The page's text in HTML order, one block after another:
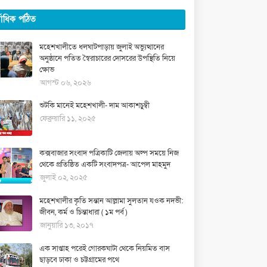
পঠিত
মহেশখালীতে ধলঘাটপাড়ায় জুলাই অভ্যুত্থানের
অনুষ্ঠানে পতিত স্বৈরাচারের দোসরের উপস্থিতি নিয়ে
ক্ষোভ
আগস্ট ০৬, ২০২৬
শুটকি মানেই মহেশখালী- দাম আকাশচুম্বী
ফেব্রুয়ারি ১১, ২০২৫
কক্সবাজার সংবাদ পত্রিকাটি জেলায় অল্প সময়ে নিজ
থেকে প্রতিষ্ঠিত একটি সংবাদপত্র- আপেল মাহমুদ
জুলাই ০২, ২০২৫
মহেশখালীর কৃতি সন্তান আল্লামা সুলতান যওক নদভী:
জীবন, কর্ম ও চিন্তাধারা ( ১ম পর্ব )
জানুয়ারি ১৩, ২০১৭
এক সাপ্তাহ পরেই গোরকঘাটা থেকে নিয়মিত বাস
ছাড়বে ঢাকা ও চট্টগ্রামের পথে